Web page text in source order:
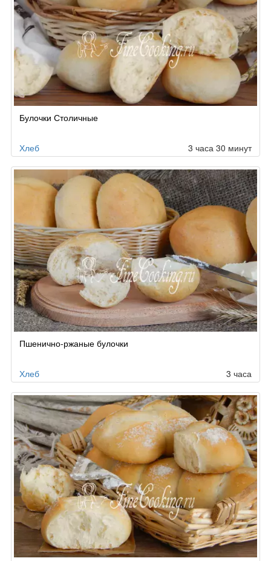
Булочки Столичные
Хлеб 3 часа 30 минут
Пшенично-ржаные булочки
Хлеб 3 часа